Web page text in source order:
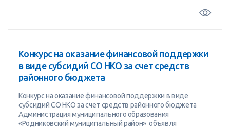
Конкурс на оказание финансовой поддержки
в виде субсидий СО НКО за счет средств
районного бюджета
Конкурс на оказание финансовой поддержки в виде
субсидий СО НКО за счет средств районного бюджета
Администрация муниципального образования
«Родниковский муниципальный район» объявля